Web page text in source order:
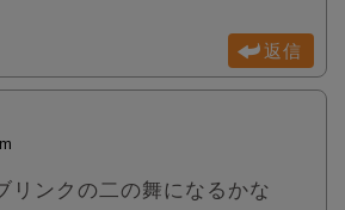
返信
リンクの二の舞になるかな